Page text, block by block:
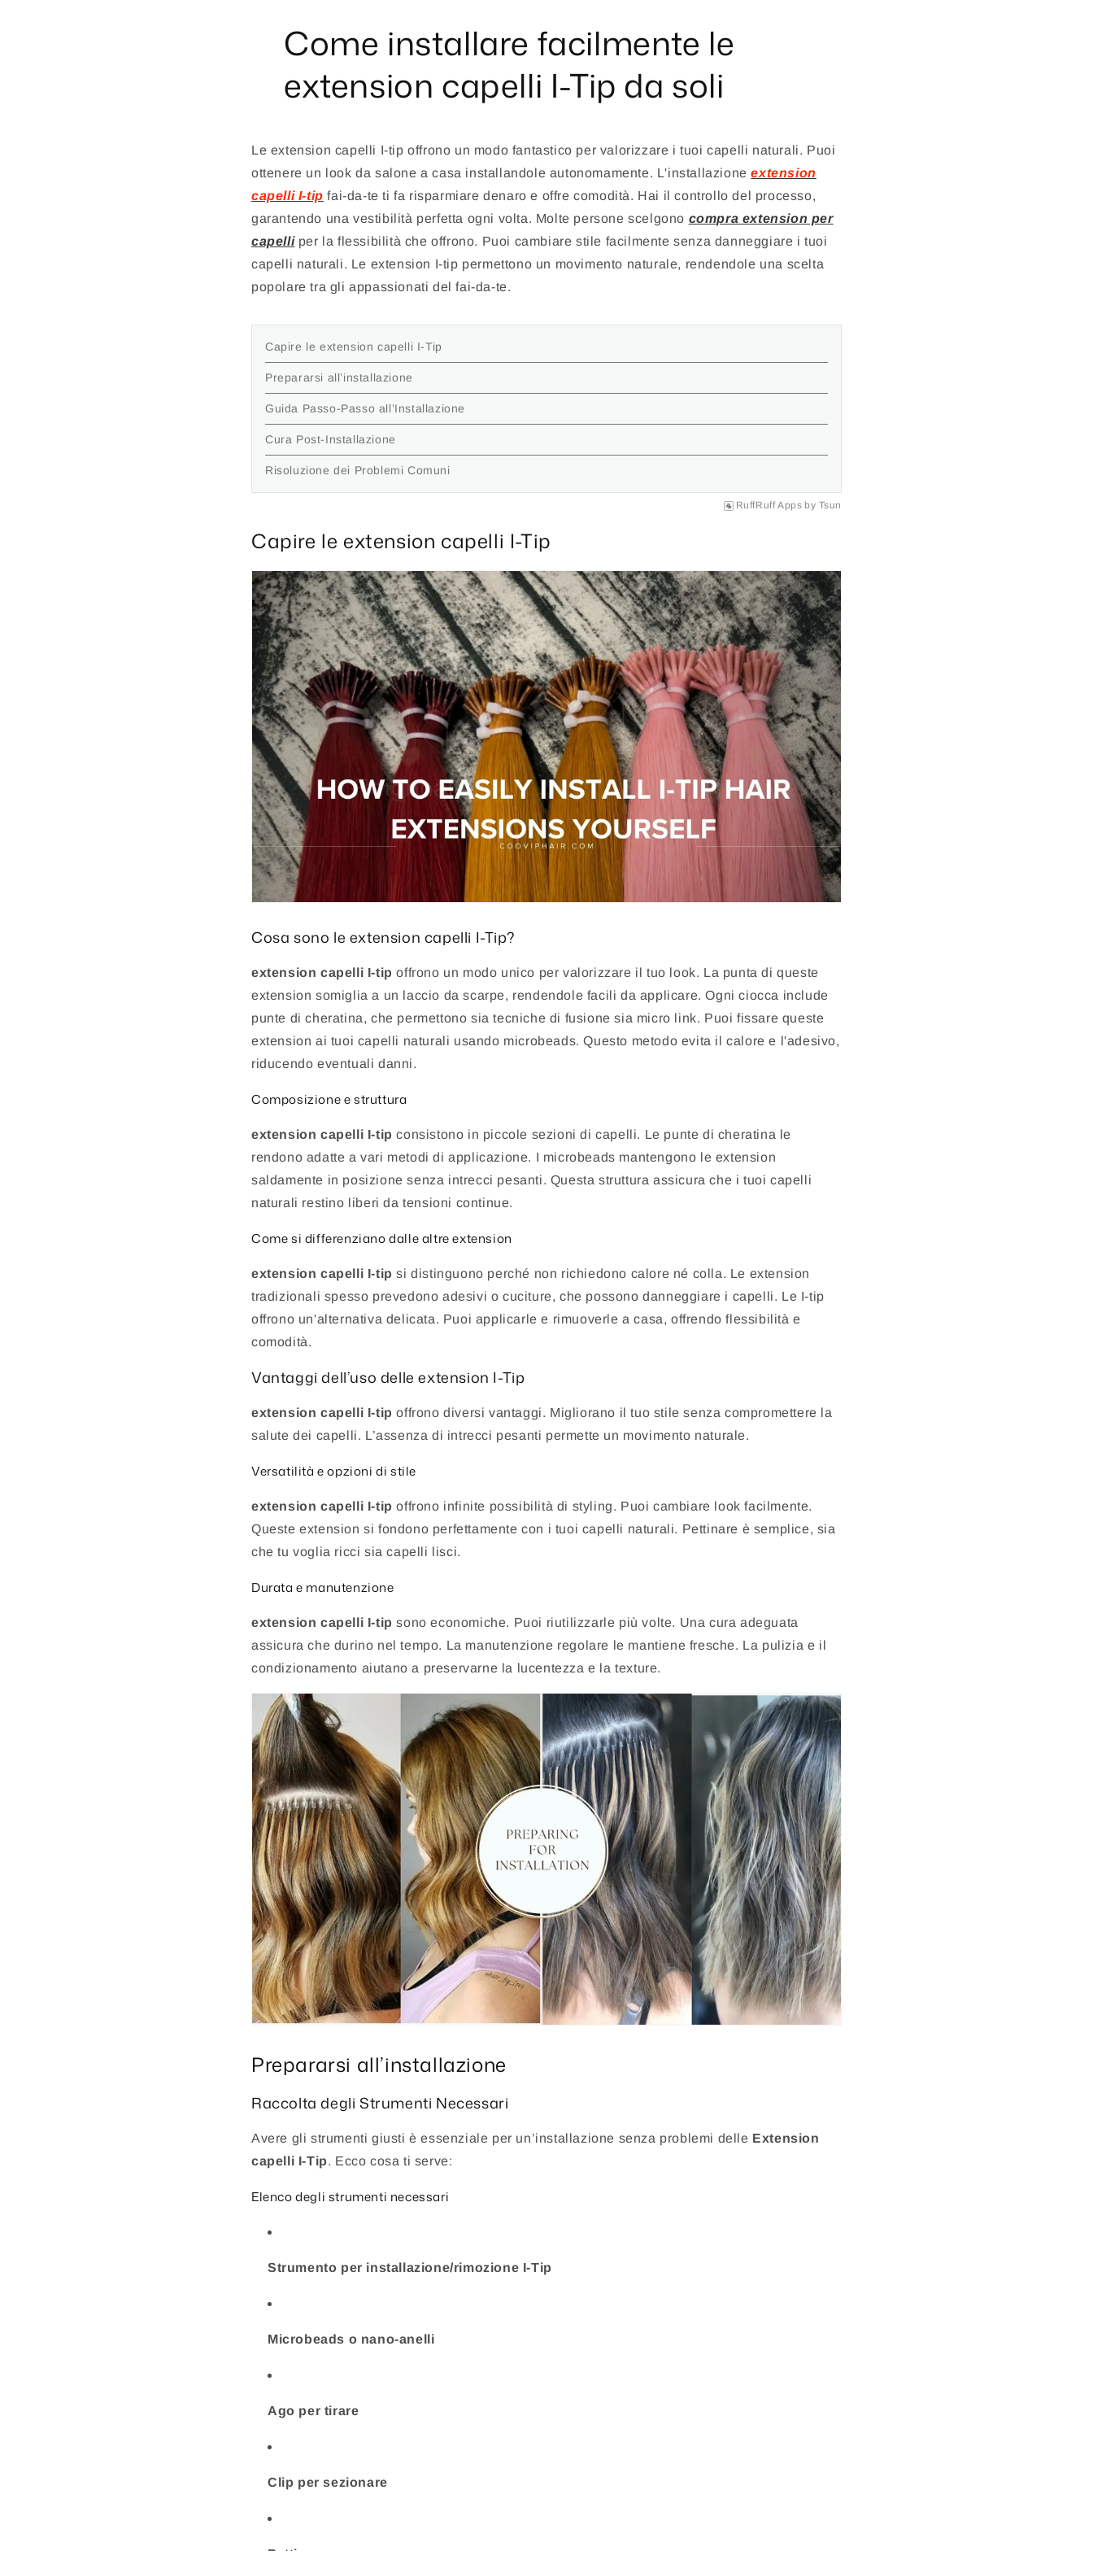
Come installare facilmente le
extension capelli I-Tip da soli
Le extension capelli I-tip offrono un modo fantastico per valorizzare i tuoi capelli naturali. Puoi
ottenere un look da salone a casa installandole autonomamente. L'installazioneextension
capelli I-tip fai-da-te ti fa risparmiare denaro e offre comodità. Hai il controllo del processo,
garantendo una vestibilità perfetta ogni volta. Molte persone scelgono compra extension per
capelli per la flessibilità che offrono. Puoi cambiare stile facilmente senza danneggiare i tuoi
capelli naturali. Le extension I-tip permettono un movimento naturale, rendendole una scelta
popolare tra gli appassionati del fai-da-te.
Capire le extension capelli I-Tip
Prepararsi all’installazione
Guida Passo-Passo all’Installazione
Cura Post-Installazione
Risoluzione dei Problemi Comuni
RuffRuff Apps by Tsun
Capire le extension capelli I-Tip
Cosa sono le extension capelli I-Tip?
extension capelli I-tip offrono un modo unico per valorizzare il tuo look. La punta di queste
extension somiglia a un laccio da scarpe, rendendole facili da applicare. Ogni ciocca include
punte di cheratina, che permettono sia tecniche di fusione sia micro link. Puoi fissare queste
extension ai tuoi capelli naturali usando microbeads. Questo metodo evita il calore e l'adesivo,
riducendo eventuali danni.
Composizione e struttura
extension capelli I-tip consistono in piccole sezioni di capelli. Le punte di cheratina le
rendono adatte a vari metodi di applicazione. I microbeads mantengono le extension
saldamente in posizione senza intrecci pesanti. Questa struttura assicura che i tuoi capelli
naturali restino liberi da tensioni continue.
Come si differenziano dalle altre extension
extension capelli I-tip si distinguono perché non richiedono calore né colla. Le extension
tradizionali spesso prevedono adesivi o cuciture, che possono danneggiare i capelli. Le I-tip
offrono un'alternativa delicata. Puoi applicarle e rimuoverle a casa, offrendo flessibilità e
comodità.
Vantaggi dell’uso delle extension I-Tip
extension capelli I-tip offrono diversi vantaggi. Migliorano il tuo stile senza compromettere la
salute dei capelli. L’assenza di intrecci pesanti permette un movimento naturale.
Versatilità e opzioni di stile
extension capelli I-tip offrono infinite possibilità di styling. Puoi cambiare look facilmente.
Queste extension si fondono perfettamente con i tuoi capelli naturali. Pettinare è semplice, sia
che tu voglia ricci sia capelli lisci.
Durata e manutenzione
extension capelli I-tip sono economiche. Puoi riutilizzarle più volte. Una cura adeguata
assicura che durino nel tempo. La manutenzione regolare le mantiene fresche. La pulizia e il
condizionamento aiutano a preservarne la lucentezza e la texture.
Prepararsi all’installazione
Raccolta degli Strumenti Necessari
Avere gli strumenti giusti è essenziale per un’installazione senza problemi delle Extension
capelli I-Tip. Ecco cosa ti serve:
Elenco degli strumenti necessari
Strumento per installazione/rimozione I-Tip
Microbeads o nano-anelli
Ago per tirare
Clip per sezionare